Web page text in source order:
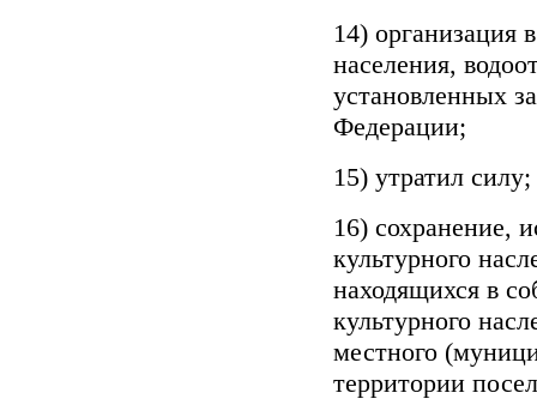
14) организация
населения,
установленных
Федерации;
15) утратил силу;
16) сохранение,
культурного
находящихся в
культурного
местного
территории